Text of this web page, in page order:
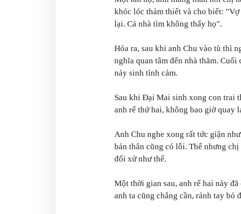
khóc lóc thảm thiết và cho biết: "Vợ
lại. Cả nhà tìm không thấy họ".
Hóa ra, sau khi anh Chu vào tù thì
nghĩa quan tâm đến nhà thăm.
nảy sinh tình cảm.
Sau khi Đại Mai sinh xong con trai
anh rể thứ hai, không bao giờ quay
Anh Chu nghe xong rất tức giận
bản thân cũng có lỗi. Thế nhưng
đối xử như thế.
Một thời gian sau, anh rể hai này
anh ta cũng chẳng cần, rảnh tay bỏ